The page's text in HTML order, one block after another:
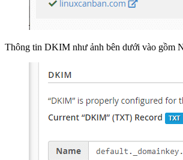
Thông tin DKIM như ảnh bên dưới vào gồm